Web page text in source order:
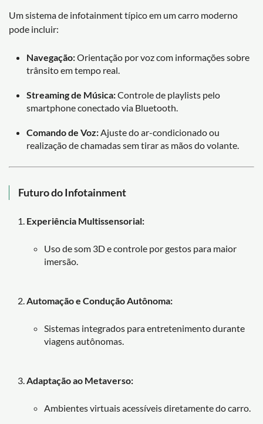
Um sistema de infotainment típico em um carro moderno
pode incluir:
Navegação:Orientação por voz com informações sobre
trânsito em tempo real.
Streaming de Música:Controle de playlists pelo
smartphone conectado via Bluetooth.
Comando de Voz: Ajuste do ar-condicionado ou
realização de chamadas sem tirar as mãos do volante.
Futuro do Infotainment
Experiência Multissensorial:
Uso de som 3D e controle por gestos para maior
imersão.
Automação e Condução Autônoma:
Sistemas integrados para entretenimento durante
viagens autônomas.
Adaptação ao Metaverso:
Ambientes virtuais acessíveis diretamente do carro.